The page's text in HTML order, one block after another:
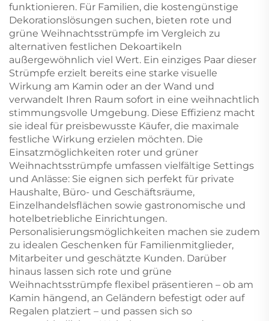
funktionieren. Für Familien, die kostengünstige
Dekorationslösungen suchen, bieten rote und
grüne Weihnachtsstrümpfe im Vergleich zu
alternativen festlichen Dekoartikeln
außergewöhnlich viel Wert. Ein einziges Paar dieser
Strümpfe erzielt bereits eine starke visuelle
Wirkung am Kamin oder an der Wand und
verwandelt Ihren Raum sofort in eine weihnachtlich
stimmungsvolle Umgebung. Diese Effizienz macht
sie ideal für preisbewusste Käufer, die maximale
festliche Wirkung erzielen möchten. Die
Einsatzmöglichkeiten roter und grüner
Weihnachtsstrümpfe umfassen vielfältige Settings
und Anlässe: Sie eignen sich perfekt für private
Haushalte, Büro- und Geschäftsräume,
Einzelhandelsflächen sowie gastronomische und
hotelbetriebliche Einrichtungen.
Personalisierungsmöglichkeiten machen sie zudem
zu idealen Geschenken für Familienmitglieder,
Mitarbeiter und geschätzte Kunden. Darüber
hinaus lassen sich rote und grüne
Weihnachtsstrümpfe flexibel präsentieren – ob am
Kamin hängend, an Geländern befestigt oder auf
Regalen platziert – und passen sich so